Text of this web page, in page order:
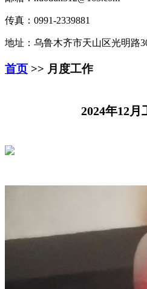
传真：0991-2339881
地址：乌鲁木齐市天山区光明路
首页 >> 月度工作
2024年12月